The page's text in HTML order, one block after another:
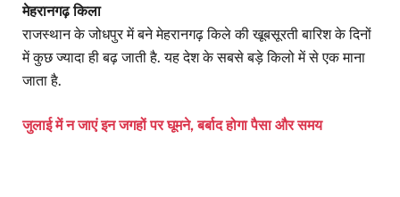
मेहरानगढ़ किला
राजस्थान के जोधपुर में बने मेहरानगढ़ किले की खूबसूरती बारिश के दिनों
में कुछ ज्यादा ही बढ़ जाती है. यह देश के सबसे बड़े किलो में से एक माना
जाता है.
जुलाई में न जाएं इन जगहों पर घूमने, बर्बाद होगा पैसा और समय